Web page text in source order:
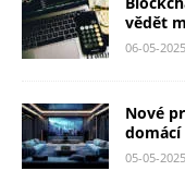
vědět
06-05-2025
Nové
domácí
05-05-2025